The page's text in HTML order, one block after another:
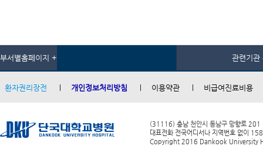
부서별홈페이지 + 관련기관
환자권리장전 개인정보처리방침 이용약관 비급여진료비용
(31116) 충남 천안시 동남구 망향로 201
대표전화 전국어디서나 지역번호 없이
Copyright 2016 Dankook University